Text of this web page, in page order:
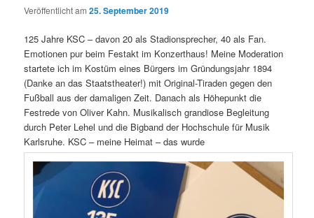
Veröffentlicht am25. September 2019
125 Jahre KSC – davon 20 als Stadionsprecher, 40 als Fan.
Emotionen pur beim Festakt im Konzerthaus! Meine Moderation
startete ich im Kostüm eines Bürgers im Gründungsjahr 1894
(Danke an das Staatstheater!) mit Original-Tiraden gegen den
Fußball aus der damaligen Zeit. Danach als Höhepunkt die
Festrede von Oliver Kahn. Musikalisch grandiose Begleitung
durch Peter Lehel und die Bigband der Hochschule für Musik
Karlsruhe. KSC – meine Heimat – das wurde